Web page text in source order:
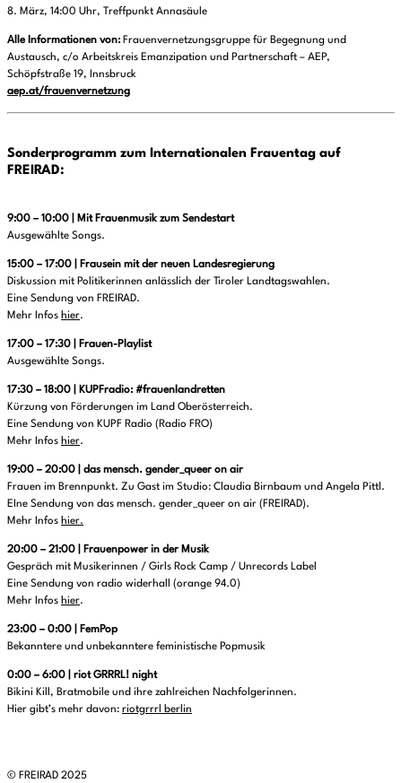
8. März, 14:00 Uhr, Treffpunkt Annasäule
Alle Informationen von: Frauenvernetzungsgruppe für Begegnung und
Austausch, c/o Arbeitskreis Emanzipation und Partnerschaft – AEP,
Schöpfstraße 19, Innsbruck
aep.at/frauenvernetzung
Sonderprogramm zum Internationalen Frauentag auf
FREIRAD:
9:00 – 10:00 | Mit Frauenmusik zum Sendestart
Ausgewählte Songs.
15:00 – 17:00 | Frausein mit der neuen Landesregierung
Diskussion mit Politikerinnen anlässlich der Tiroler Landtagswahlen.
Eine Sendung von FREIRAD.
Mehr Infos hier.
17:00 – 17:30 | Frauen-Playlist
Ausgewählte Songs.
17:30 – 18:00 | KUPFradio: #frauenlandretten
Kürzung von Förderungen im Land Oberösterreich.
Eine Sendung von KUPF Radio (Radio FRO)
Mehr Infos hier.
19:00 – 20:00 | das mensch. gender_queer on air
Frauen im Brennpunkt. Zu Gast im Studio: Claudia Birnbaum und Angela Pittl.
EIne Sendung von das mensch. gender_queer on air (FREIRAD).
Mehr Infos hier.
20:00 – 21:00 |
Frauenpower in der Musik
Gespräch mit Musikerinnen / Girls Rock Camp / Unrecords Label
Eine Sendung von radio widerhall (orange 94.0)
Mehr Infos hier.
23:00 – 0:00 | FemPop
Bekanntere und unbekanntere feministische Popmusik
0:00 – 6:00 | riot GRRRL! night
Bikini Kill, Bratmobile und ihre zahlreichen Nachfolgerinnen.
Hier gibt’s mehr davon: riotgrrrl berlin
© FREIRAD 2025